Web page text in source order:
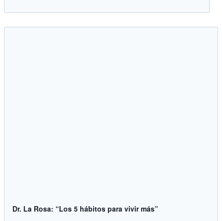
Dr. La Rosa: “Los 5 hábitos para vivir más”